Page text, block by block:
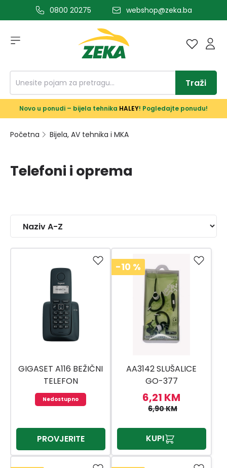
glavni sadržaj0800 20275 webshop@zeka.ba
Traži
Novo u ponudi – bijela tehnika HALEY! Pogledajte ponudu!
Početna Bijela, AV tehnika i MKA
Telefoni i oprema
GIGASET A116 BEŽIČNI
TELEFON
Nedostupno
PROVJERITE
-10 %
AA3142 SLUŠALICE
GO-377
6,21 KM
6,90 KM
KUPI